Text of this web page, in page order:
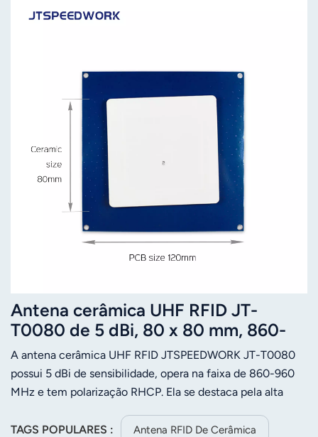
Antena cerâmica UHF RFID JT-
T0080 de 5 dBi, 80 x 80 mm, 860-
960 MHz, polarização circular à
direita (RHCP), alta sensibilidade.
A antena cerâmica UHF RFID JTSPEEDWORK JT-T0080
possui 5 dBi de sensibilidade, opera na faixa de 860-960
MHz e tem polarização RHCP. Ela se destaca pela alta
ohms e conectores personalizáveis ​​para leitores RFID.
TAGS POPULARES : Antena RFID De Cerâmica